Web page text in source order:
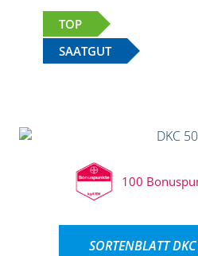
TOP
SAATGUT
100
SORTENBLATT